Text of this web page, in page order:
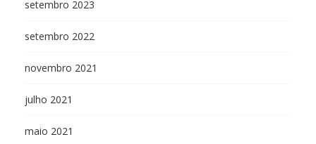
setembro 2023
setembro 2022
novembro 2021
julho 2021
maio 2021